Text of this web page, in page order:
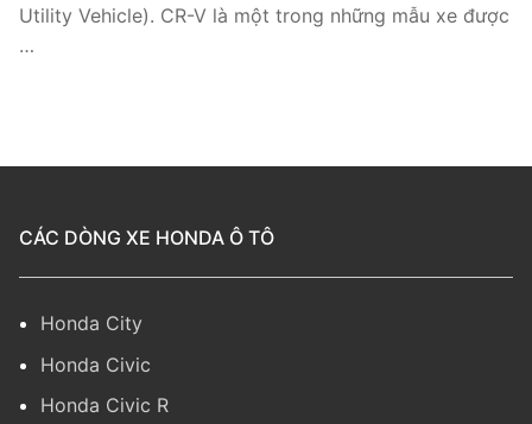
Utility Vehicle). CR-V là một trong những mẫu xe được
…
CÁC DÒNG XE HONDA Ô TÔ
Honda City
Honda Civic
Honda Civic R